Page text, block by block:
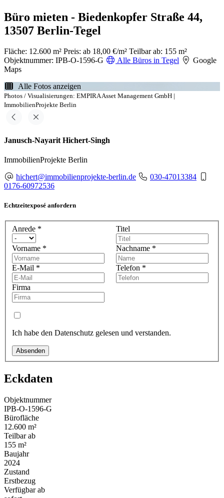
Büro mieten - Biedenkopfer Straße 44,
13507 Berlin-Tegel
Fläche: 12.600 m² Preis: ab 18,00 €/m² Teilbar ab: 155 m²
Objektnummer: IPB-O-1596-G
Alle Büros in Tegel
Google
Maps
Alle Fotos anzeigen
Photos / Visualisierungen: EMPIRA Asset Management GmbH |
ImmobilienProjekte Berlin
Janusch-Nayarit Hichert-Singh
ImmobilienProjekte Berlin
hichert@immobilienprojekte-berlin.de
030-47013384
0176-60972536
Echtzeitexposé anfordern
Anrede * Titel
Vorname * Nachname *
E-Mail * Telefon *
Firma
Ich habe den Datenschutz gelesen und verstanden.
Absenden
Eckdaten
Objektnummer
IPB-O-1596-G
Bürofläche
12.600 m²
Teilbar ab
155 m²
Baujahr
2024
Zustand
Erstbezug
Verfügbar ab